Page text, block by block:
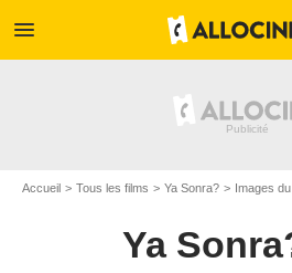
menu
Accueil Tous les films Ya Sonra? Images
Ya